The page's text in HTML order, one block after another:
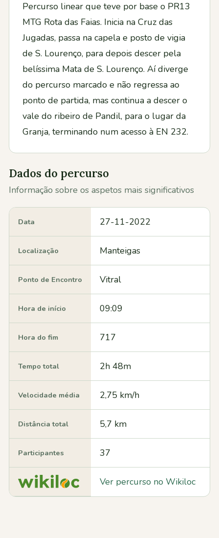
Percurso linear que teve por base o PR13
MTG Rota das Faias. Inicia na Cruz das
Jugadas, passa na capela e posto de vigia
de S. Lourenço, para depois descer pela
belíssima Mata de S. Lourenço. Aí diverge
do percurso marcado e não regressa ao
ponto de partida, mas continua a descer o
vale do ribeiro de Pandil, para o lugar da
Granja, terminando num acesso à EN 232.
Dados do percurso
Informação sobre os aspetos mais significativos
Data 27-11-2022
Localização Manteigas
Ponto de Encontro Vitral
Hora de início 09:09
Hora do fim 717
Tempo total 2h 48m
Velocidade média 2,75 km/h
Distância total 5,7 km
Participantes 37
Ver percurso no Wikiloc